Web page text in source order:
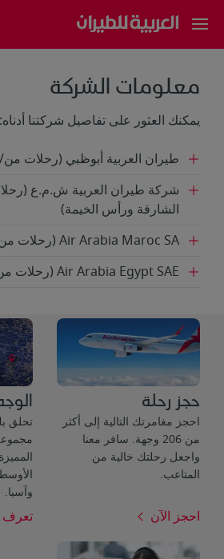
معلومات الشركة
يمكنك العثور على تفاصيل شركتنا أدناه:
طيران العربية أبوظبي (رحلات
شركة طيران العربية ش.م.ع
الشارقة ورأس الخيمة)
Air Arabia Maroc SA (رحلات من/إلى/عبر المغرب)
Air Arabia Egypt SAE (رحلات من/إلى/عبر مصر)
حجز رحلة
احجز مغامرتك التالية إلى أكثر
من 206 وجهة. سافر معنا
واجعل رحلتك خالية من
المتاعب.
احجز الآن
تحلق
وآسيا.
تعرف